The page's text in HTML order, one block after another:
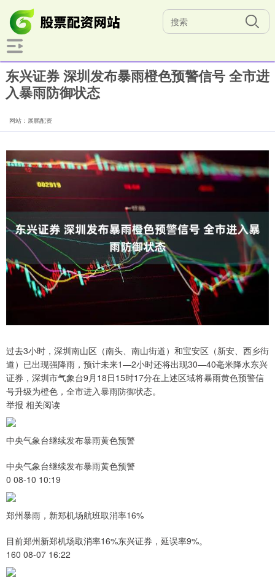
东兴证券 深圳发布暴雨橙色预警信号 全市进
入暴雨防御状态
网站：展鹏配资
过去3小时，深圳南山区（南头、南山街道）和宝安区（新安、西乡街
道）已出现强降雨，预计未来1—2小时还将出现30—40毫米降水东兴
证券，深圳市气象台9月18日15时17分在上述区域将暴雨黄色预警信
号升级为橙色，全市进入暴雨防御状态。
举报 相关阅读
中央气象台继续发布暴雨黄色预警
中央气象台继续发布暴雨黄色预警
0 08-10 10:19
郑州暴雨，新郑机场航班取消率16%
目前郑州新郑机场取消率16%东兴证券，延误率9%。
160 08-07 16:22